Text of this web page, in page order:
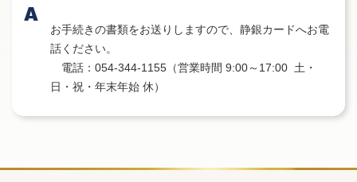
お手続きの書類をお送りしますので、静銀カードへお電
話ください。
電話：054-344-1155（営業時間 9:00～17:00 土・
日・祝・年末年始 休）